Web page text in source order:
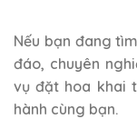
Nếu bạn đang
đáo, chuyên
vụ đặt hoa khai
hành cùng bạn.